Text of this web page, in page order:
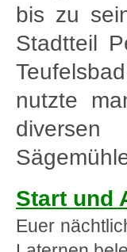
bis zu
Stadtteil
nutzte
diversen
Start und
Euer